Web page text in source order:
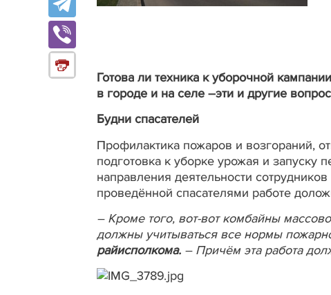
Готова ли техника к уборочной
в городе и на селе –эти и другие
Будни спасателей
Профилактика пожаров и возгораний,
подготовка к уборке урожая и запуску
направления деятельности
проведённой спасателями работе
– Кроме того, вот-вот комбайны
должны учитываться все нормы
райисполкома. – Причём эта работа